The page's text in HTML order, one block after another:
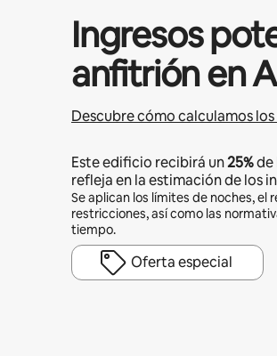
Ingresos
anfitrión en
Descubre cómo calculamos
Este edificio recibirá un25%de
refleja en la estimación de los
Se aplican los límites de noches, el
restricciones, así como las
tiempo.
Oferta especial